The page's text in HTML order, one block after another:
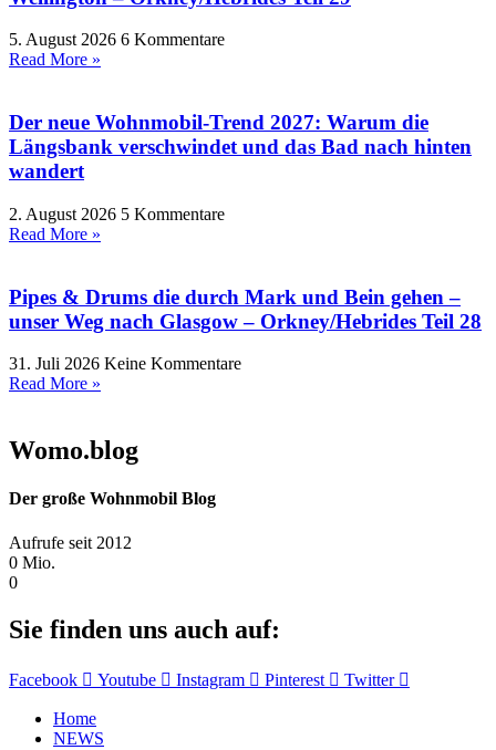
5. August 2026 6 Kommentare
Read More »
Der neue Wohnmobil-Trend 2027: Warum die
Längsbank verschwindet und das Bad nach hinten
wandert
2. August 2026 5 Kommentare
Read More »
Pipes & Drums die durch Mark und Bein gehen –
unser Weg nach Glasgow – Orkney/Hebrides Teil 28
31. Juli 2026 Keine Kommentare
Read More »
Womo.blog
Der große Wohnmobil Blog​
Aufrufe seit 2012
0 Mio.
0
Sie finden uns auch auf:
Facebook Youtube Instagram Pinterest Twitter
Home
NEWS